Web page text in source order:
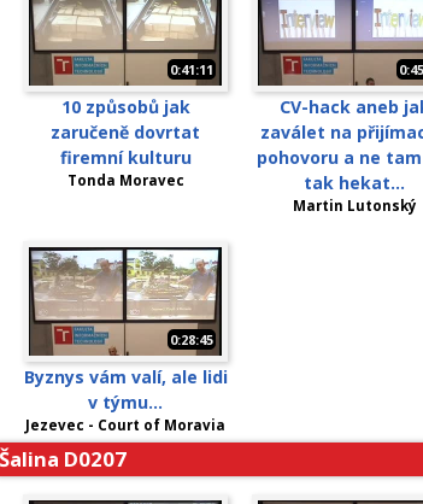
0:41:11
10 způsobů jak
zaručeně dovrtat
firemní kulturu
Tonda Moravec
CV-hack aneb
zaválet na
pohovoru a ne
tak hekat...
Martin Lutonský
0:28:45
Byznys vám valí, ale lidi
v týmu...
Jezevec - Court of Moravia
Šalina D0207